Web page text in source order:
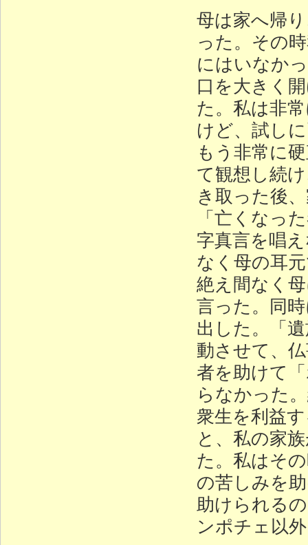
母は家へ帰
った。その
にはいなか
口を大きく
た。私は非
けど、試し
もう非常に
て観想し続
き取った後
「亡くなっ
字真言を唱
なく母の耳
絶え間なく
言った。同
出した。「
動させて、
者を助けて
らなかった
衆生を利益
と、私の家
た。私はそ
の苦しみを
助けられる
ンポチェ以